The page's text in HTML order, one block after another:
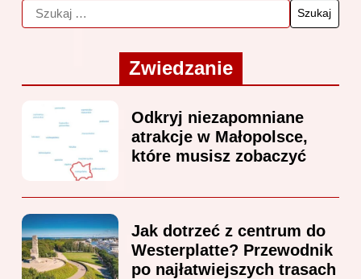
Zwiedzanie
Odkryj niezapomniane
atrakcje w Małopolsce,
które musisz zobaczyć
Jak dotrzeć z centrum do
Westerplatte? Przewodnik
po najłatwiejszych trasach